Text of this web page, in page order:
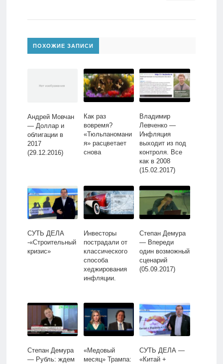
ПОХОЖИЕ ЗАПИСИ
Андрей Мовчан
— Доллар и
облигации в
2017
(29.12.2016)
Как раз
вовремя?
«Тюльпаномани
я» расцветает
снова
Владимир
Левченко —
Инфляция
выходит из под
контроля. Все
как в 2008
(15.02.2017)
СУТЬ ДЕЛА
-«Строительный
кризис»
Инвесторы
пострадали от
классического
способа
хеджирования
инфляции.
Степан Демура
— Впереди
один возможный
сценарий
(05.09.2017)
Степан Демура
— Рубль: ждем
«Медовый
месяц» Трампа:
СУТЬ ДЕЛА —
«Китай +